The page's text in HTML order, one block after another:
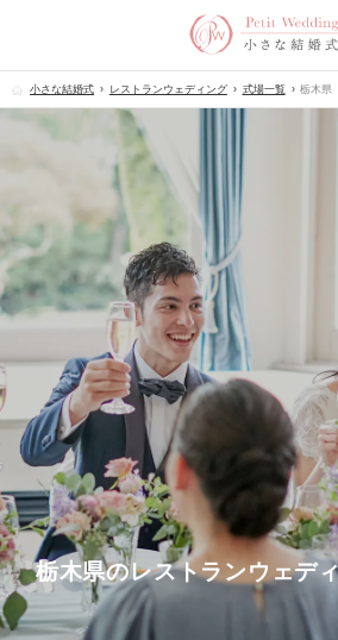
小さな結婚式 レストランウェディング 式場一覧 栃木県
栃木県のレストランウェデ